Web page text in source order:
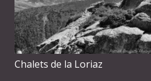
Chalets de la Loriaz